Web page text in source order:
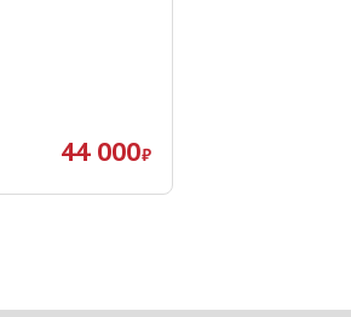
44 000₽